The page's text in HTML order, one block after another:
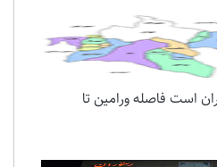
است فاصله ورامین تا